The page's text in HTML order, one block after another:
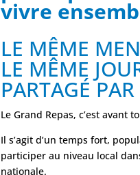
vivre
LE MÊME
LE MÊME
PARTAGÉ
Le Grand Repas, c’est avant
Il s’agit d’un temps fort,
participer au niveau local
nationale.